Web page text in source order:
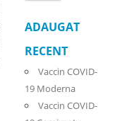
ADAUGAT
RECENT
Vaccin COVID-
19 Moderna
Vaccin COVID-